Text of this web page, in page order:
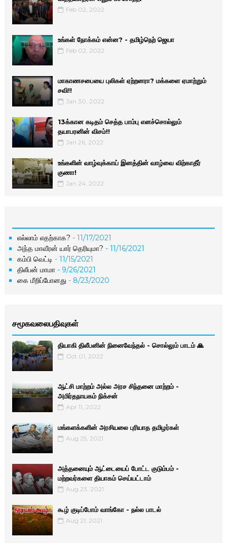
Feb 02, 2022
உங்கள் நோக்கம் என்ன? - தமிழ்நெற் ஜெயா
Feb 02, 2022
மாகாணசபையை புலிகள் ஏற்றனரா? மக்களை ஏமாற்றும்
சவி!!
Jan 30, 2022
13க்கான கடிதம் செத்த பாம்பு எனச்சொல்லும்
தயாபரனின் விசம்!!
Jan 26, 2022
உங்களின் வாழ்வுக்காய் இனத்தின் வாழ்வை விற்காதீர்
குணா!
Jan 24, 2022
எல்லாம் எதற்காக? - 11/17/2021
அந்த மாவீரன் யார் தெரியுமா? - 11/16/2021
கம்பி வெட்டி - 11/15/2021
திலீபன் மாமா- 9/26/2021
கை மீறிப்போனது - 8/23/2020
சமூகவலைபதிவுகள்
தியாகி திலீபனின் நினைவேந்தல் - சொல்லும் பாடம் 🙏
Oct 01, 2022
ஆட்சி மாற்றம் அல்ல அரச சிந்தனை மாற்றம் -
அமிர்தநாயகம் நிக்சன்
Apr 11, 2022
மங்களக்களின் அரசியலை புரியாத தமிழர்கள்
Aug 25, 2021
அத்தனையும் ஆட்டையைப் போட்ட குடும்பம் -
மற்றவர்களை தியாகம் செய்யட்டாம்
Aug 23, 2021
கூழ் குடிப்போம் வாங்கோ - நல்ல பாடல்
Aug 21, 2021